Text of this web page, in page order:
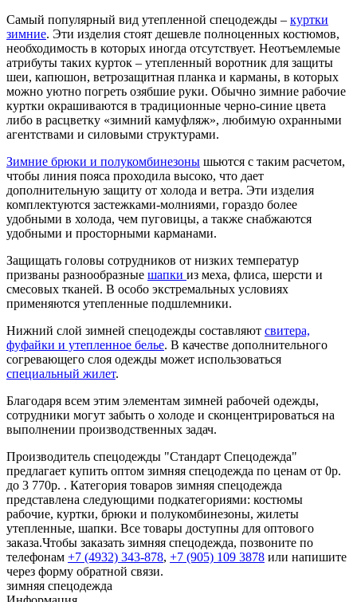
Самый популярный вид утепленной спецодежды – куртки
зимние. Эти изделия стоят дешевле полноценных костюмов,
необходимость в которых иногда отсутствует. Неотъемлемые
атрибуты таких курток – утепленный воротник для защиты
шеи, капюшон, ветрозащитная планка и карманы, в которых
можно уютно погреть озябшие руки. Обычно зимние рабочие
куртки окрашиваются в традиционные черно-синие цвета
либо в расцветку «зимний камуфляж», любимую охранными
агентствами и силовыми структурами.
Зимние брюки и полукомбинезоны шьются с таким расчетом,
чтобы линия пояса проходила высоко, что дает
дополнительную защиту от холода и ветра. Эти изделия
комплектуются застежками-молниями, гораздо более
удобными в холода, чем пуговицы, а также снабжаются
удобными и просторными карманами.
Защищать головы сотрудников от низких температур
призваны разнообразные шапки из меха, флиса, шерсти и
смесовых тканей. В особо экстремальных условиях
применяются утепленные подшлемники.
Нижний слой зимней спецодежды составляют свитера,
фуфайки и утепленное белье. В качестве дополнительного
согревающего слоя одежды может использоваться
специальный жилет.
Благодаря всем этим элементам зимней рабочей одежды,
сотрудники могут забыть о холоде и сконцентрироваться на
выполнении производственных задач.
Производитель спецодежды "Стандарт Спецодежда"
предлагает купить оптом зимняя спецодежда по ценам от 0р.
до 3 770р. . Категория товаров зимняя спецодежда
представлена следующими подкатегориями: костюмы
рабочие, куртки, брюки и полукомбинезоны, жилеты
утепленные, шапки. Все товары доступны для оптового
заказа.Чтобы заказать зимняя спецодежда, позвоните по
телефонам +7 (4932) 343-878, +7 (905) 109 3878 или напишите
через форму обратной связи.
зимняя спецодежда